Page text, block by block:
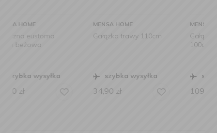
MENSA HOME
Gałązka trawy 110cm
szybka wysyłka
MENSA HOME
Gałązka Wisteria
szybka wysyłka
zł